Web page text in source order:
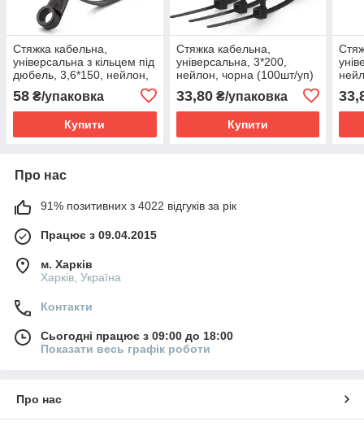
Стяжка кабельна,
універсальна з кільцем під
дюбель, 3,6*150, нейлон,
58 ₴/упаковка
Купити
Стяжка кабельна,
універсальна, 3*200,
нейлон, чорна (100шт/уп)
33,80₴/упаковка
Купити
Про нас
91% позитивних з 4022 відгуків за рік
Працює з 09.04.2015
м. Харків
Харків, Україна
Контакти
Сьогодні працює з 09:00 до 18:00
Показати весь графік роботи
Про нас